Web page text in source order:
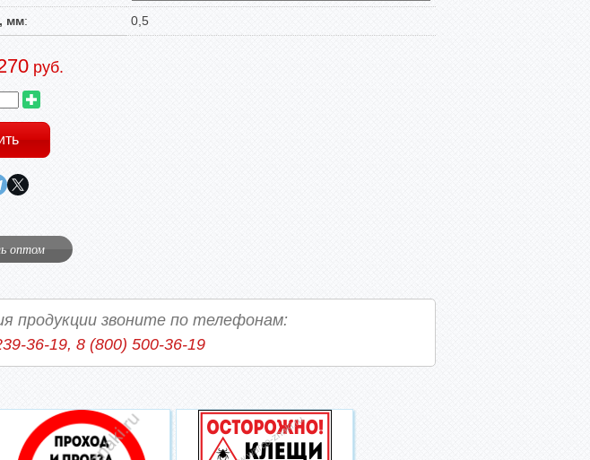
мм: 0,5
руб.
оптом
продукции звоните по телефонам:
36-19, 8 (800) 500-36-19